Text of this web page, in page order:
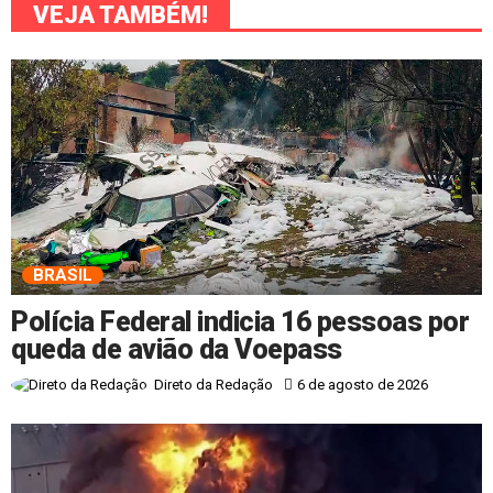
VEJA TAMBÉM!
BRASIL
Polícia Federal indicia 16 pessoas por
queda de avião da Voepass
Direto da Redação 6 de agosto de 2026